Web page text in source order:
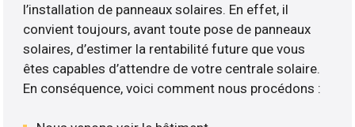
l’installation de panneaux solaires. En effet, il
convient toujours, avant toute pose de panneaux
solaires, d’estimer la rentabilité future que vous
êtes capables d’attendre de votre centrale solaire.
En conséquence, voici comment nous procédons :